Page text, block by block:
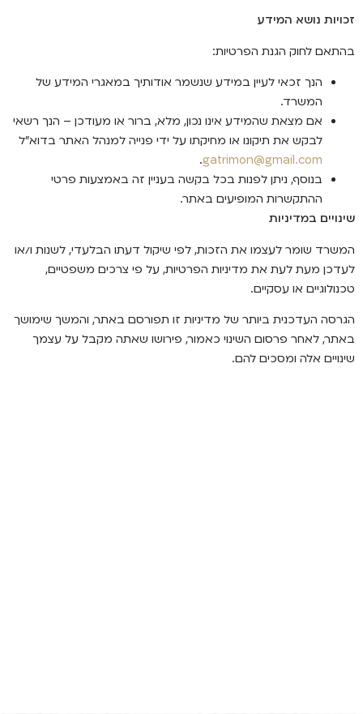
זכויות נושא המידע
בהתאם לחוק הגנת הפרטיות:
הנך זכאי לעיין במידע שנשמר אודותיך במאגרי המידע של
המשרד.
אם מצאת שהמידע אינו נכון, מלא, ברור או מעודכן – הנך רשאי
לבקש את תיקונו או מחיקתו על ידי פנייה למנהל האתר בדוא"ל
gatrimon@gmail.com
.
בנוסף, ניתן לפנות בכל בקשה בעניין זה באמצעות פרטי
ההתקשרות המופיעים באתר.
שינויים במדיניות
המשרד שומר לעצמו את הזכות, לפי שיקול דעתו הבלעדי, לשנות ו/או
לעדכן מעת לעת את מדיניות הפרטיות, על פי צרכים משפטיים,
טכנולוגיים או עסקיים.
הגרסה העדכנית ביותר של מדיניות זו תפורסם באתר, והמשך שימושך
באתר, לאחר פרסום השינוי כאמור, פירושו שאתה מקבל על עצמך
שינויים אלה ומסכים להם.